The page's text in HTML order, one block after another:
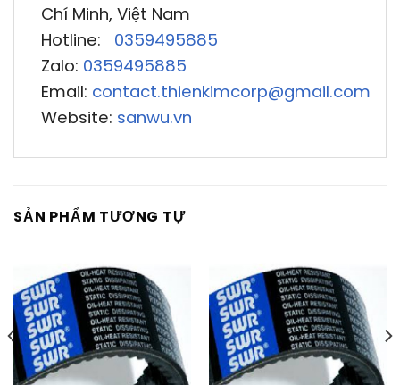
Chí Minh, Việt Nam
Hotline: 0359495885
Zalo: 0359495885
Email: contact.thienkimcorp@gmail.com
Website: sanwu.vn
SẢN PHẨM TƯƠNG TỰ